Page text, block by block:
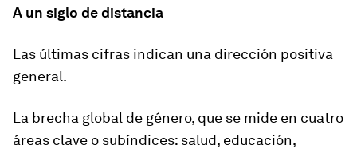
A un siglo de distancia
Las últimas cifras indican una dirección positiva
general.
La brecha global de género, que se mide en cuatro
áreas clave o subíndices: salud, educación,